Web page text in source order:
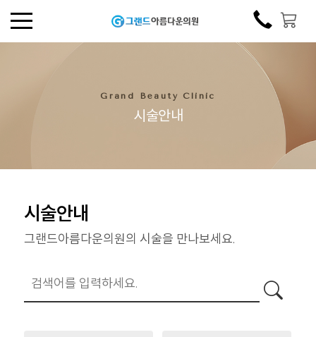
Grand Beauty Clinic
시술안내
시술안내
그랜드아름다운의원의 시술을 만나보세요.